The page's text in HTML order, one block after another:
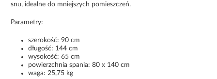
snu, idealne do mniejszych pomieszczeń.
Parametry:
szerokość: 90 cm
długość: 144 cm
wysokość: 65 cm
powierzchnia spania: 80 x 140 cm
waga: 25,75 kg